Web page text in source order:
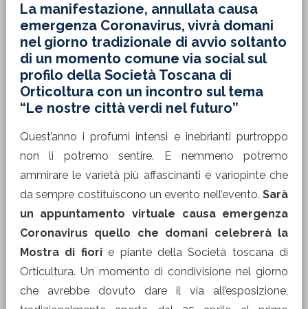
La manifestazione, annullata causa
emergenza Coronavirus, vivrà domani
nel giorno tradizionale di avvio soltanto
di un momento comune via social sul
profilo della Società Toscana di
Orticoltura con un incontro sul tema
“Le nostre città verdi nel futuro”
Quest’anno i profumi intensi e inebrianti purtroppo
non li potremo sentire. E nemmeno potremo
ammirare le varietà più affascinanti e variopinte che
da sempre costituiscono un evento nell’evento.Sarà
un appuntamento virtuale causa emergenza
Coronavirus quello che domani celebrerà la
Mostra di fiorie piante della Società toscana di
Orticultura. Un momento di condivisione nel giorno
che avrebbe dovuto dare il via all’esposizione,